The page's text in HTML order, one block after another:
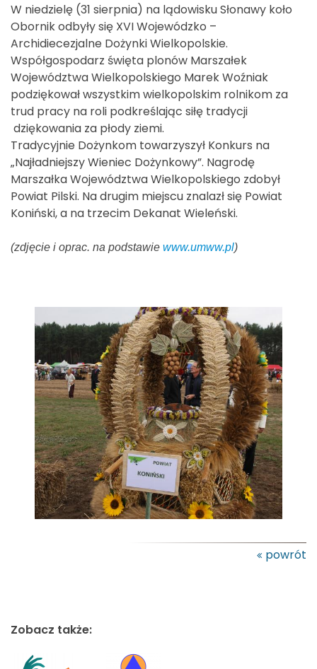
W niedzielę (31 sierpnia) na lądowisku Słonawy koło
Obornik odbyły się XVI Wojewódzko –
Archidiecezjalne Dożynki Wielkopolskie.
Współgospodarz święta plonów Marszałek
Województwa Wielkopolskiego Marek Woźniak
podziękował wszystkim wielkopolskim rolnikom za
trud pracy na roli podkreślając siłę tradycji
dziękowania za płody ziemi.
Tradycyjnie Dożynkom towarzyszył Konkurs na
„Najładniejszy Wieniec Dożynkowy”. Nagrodę
Marszałka Województwa Wielkopolskiego zdobył
Powiat Pilski. Na drugim miejscu znalazł się Powiat
Koniński, a na trzecim Dekanat Wieleński.
(zdjęcie i oprac. na podstawie www.umww.pl)
powrót
Zobacz także: